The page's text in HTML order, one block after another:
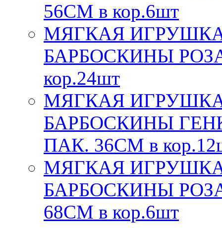
56СМ в кор.6шт
МЯГКАЯ
БАРБОСКИНЫ
кор.24шт
МЯГКАЯ
БАРБОСКИНЫ
ПАК. 36СМ в
МЯГКАЯ
БАРБОСКИНЫ
68СМ в кор.6шт